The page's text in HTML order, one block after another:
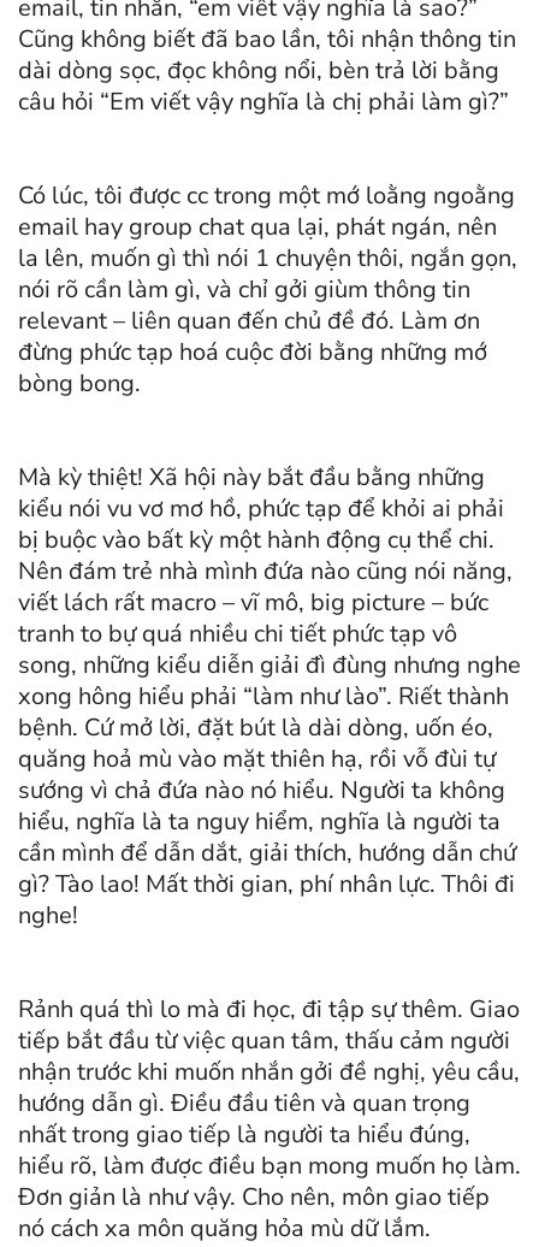
email, tin nhắn, “em viết vậy nghĩa là sao?”
Cũng không biết đã bao lần, tôi nhận thông tin
dài dòng sọc, đọc không nổi, bèn trả lời bằng
câu hỏi “Em viết vậy nghĩa là chị phải làm gì?”
Có lúc, tôi được cc trong một mớ loằng ngoằng
email hay group chat qua lại, phát ngán, nên
la lên, muốn gì thì nói 1 chuyện thôi, ngắn gọn,
nói rõ cần làm gì, và chỉ gởi giùm thông tin
relevant – liên quan đến chủ đề đó. Làm ơn
đừng phức tạp hoá cuộc đời bằng những mớ
bòng bong.
Mà kỳ thiệt! Xã hội này bắt đầu bằng những
kiểu nói vu vơ mơ hồ, phức tạp để khỏi ai phải
bị buộc vào bất kỳ một hành động cụ thể chi.
Nên đám trẻ nhà mình đứa nào cũng nói năng,
viết lách rất macro – vĩ mô, big picture – bức
tranh to bự quá nhiều chi tiết phức tạp vô
song, những kiểu diễn giải đì đùng nhưng nghe
xong hông hiểu phải “làm như lào”. Riết thành
bệnh. Cứ mở lời, đặt bút là dài dòng, uốn éo,
quăng hoả mù vào mặt thiên hạ, rồi vỗ đùi tự
sướng vì chả đứa nào nó hiểu. Người ta không
hiểu, nghĩa là ta nguy hiểm, nghĩa là người ta
cần mình để dẫn dắt, giải thích, hướng dẫn chứ
gì? Tào lao! Mất thời gian, phí nhân lực. Thôi đi
nghe!
Rảnh quá thì lo mà đi học, đi tập sự thêm. Giao
tiếp bắt đầu từ việc quan tâm, thấu cảm người
nhận trước khi muốn nhắn gởi đề nghị, yêu cầu,
hướng dẫn gì. Điều đầu tiên và quan trọng
nhất trong giao tiếp là người ta hiểu đúng,
hiểu rõ, làm được điều bạn mong muốn họ làm.
Đơn giản là như vậy. Cho nên, môn giao tiếp
nó cách xa môn quăng hỏa mù dữ lắm.